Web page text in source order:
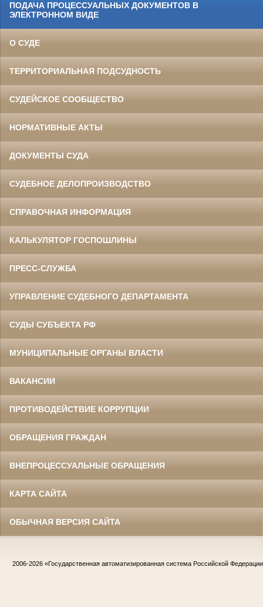
ПОДАЧА ПРОЦЕССУАЛЬНЫХ ДОКУМЕНТОВ В
ЭЛЕКТРОННОМ ВИДЕ
О СУДЕ
ТЕРРИТОРИАЛЬНАЯ ПОДСУДНОСТЬ
СУДЕЙСКОЕ СООБЩЕСТВО
НОРМАТИВНЫЕ АКТЫ
ДОКУМЕНТЫ СУДА
СУДЕБНОЕ ДЕЛОПРОИЗВОДСТВО
СПРАВОЧНАЯ ИНФОРМАЦИЯ
КАЛЬКУЛЯТОР ГОСПОШЛИНЫ
ПРЕСС-СЛУЖБА
УПРАВЛЕНИЕ СУДЕБНОГО ДЕПАРТАМЕНТА
СУДЫ СУБЪЕКТА РФ
МУНИЦИПАЛЬНЫЕ ОРГАНЫ ВЛАСТИ
ВАКАНСИИ
ПРОТИВОДЕЙСТВИЕ КОРРУПЦИИ
ОБРАЩЕНИЯ ГРАЖДАН
ВНЕПРОЦЕССУАЛЬНЫЕ ОБРАЩЕНИЯ
КАРТА САЙТА
ОБЫЧНАЯ ВЕРСИЯ САЙТА
2006-2026 «Государственная автоматизированная система Российской